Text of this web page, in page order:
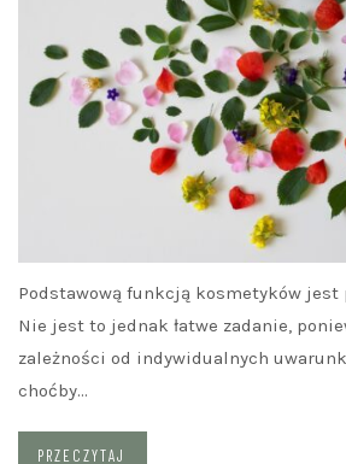
Podstawową funkcją kosmetyków jest
Nie jest to jednak łatwe zadanie,
zależności od indywidualnych
choćby…
PRZECZYTAJ